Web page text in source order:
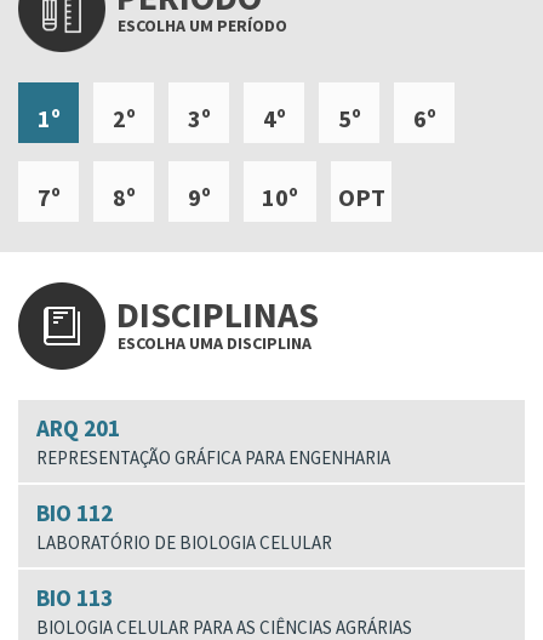
ESCOLHA UM PERÍODO
1º 2º 3º 4º 5º 6º
7º 8º 9º 10º OPT
DISCIPLINAS
ESCOLHA UMA DISCIPLINA
ARQ 201
REPRESENTAÇÃO GRÁFICA PARA ENGENHARIA
BIO 112
LABORATÓRIO DE BIOLOGIA CELULAR
BIO 113
BIOLOGIA CELULAR PARA AS CIÊNCIAS AGRÁRIAS